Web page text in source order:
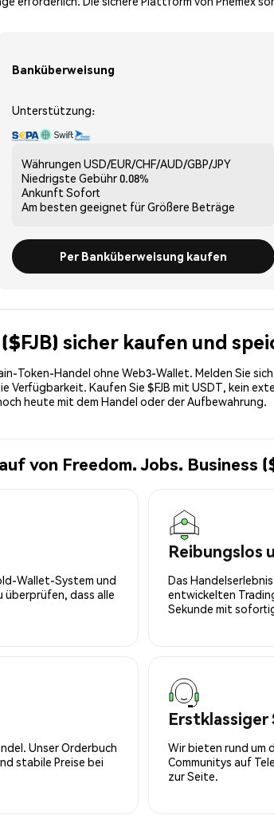
Banküberweisung
Unterstützung:
Währungen USD/EUR/CHF/AUD/GBP/JPY
Niedrigste Gebühr0.08%
Ankunft Sofort
Am besten geeignet fürGrößere Beträge
Per Banküberweisung kaufen
sicher kaufen und
Token-Handel ohne Web3-Wallet. Melden Sie
Verfügbarkeit. Kaufen Sie $FJB mit USDT, kein
heute mit dem Handel oder der Aufbewahrung.
von Freedom. Jobs. Business
Wallet-System und
überprüfen, dass alle
Reibungslos
Das
entwickelten
Sekunde mit
Unser Orderbuch
stabile Preise bei
Wir bieten rund um
Communitys auf
zur Seite.